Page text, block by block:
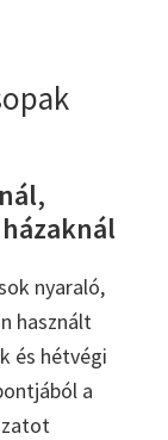
nyaraló,
használt
és hétvégi
a